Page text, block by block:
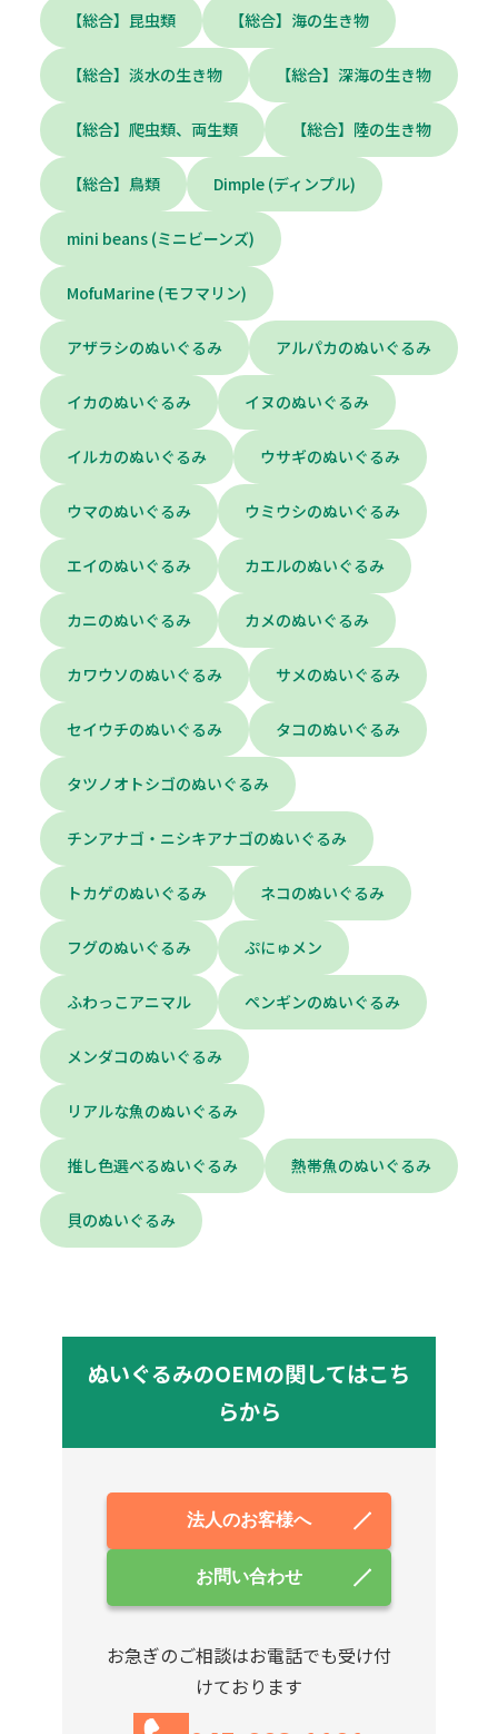
【総合】昆虫類 【総合】海の生き物
【総合】淡水の生き物 【総合】深海の生き物
【総合】爬虫類、両生類 【総合】陸の生き物
【総合】鳥類 Dimple (ディンプル)
mini beans (ミニビーンズ)
MofuMarine (モフマリン)
アザラシのぬいぐるみ アルパカのぬいぐるみ
イカのぬいぐるみ イヌのぬいぐるみ
イルカのぬいぐるみ ウサギのぬいぐるみ
ウマのぬいぐるみ ウミウシのぬいぐるみ
エイのぬいぐるみ カエルのぬいぐるみ
カニのぬいぐるみ カメのぬいぐるみ
カワウソのぬいぐるみ サメのぬいぐるみ
セイウチのぬいぐるみ タコのぬいぐるみ
タツノオトシゴのぬいぐるみ
チンアナゴ・ニシキアナゴのぬいぐるみ
トカゲのぬいぐるみ ネコのぬいぐるみ
フグのぬいぐるみ ぷにゅメン
ふわっこアニマル ペンギンのぬいぐるみ
メンダコのぬいぐるみ
リアルな魚のぬいぐるみ
推し色選べるぬいぐるみ 熱帯魚のぬいぐるみ
貝のぬいぐるみ
ぬいぐるみのOEMの関してはこち
らから
法人のお客様へ
お問い合わせ
お急ぎのご相談はお電話でも受け付
けております